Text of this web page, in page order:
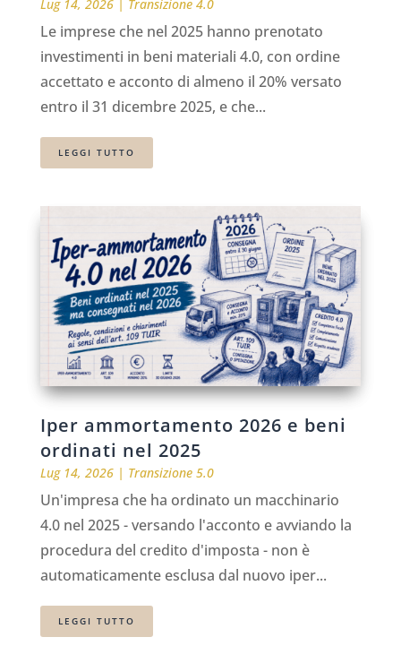
Lug 14, 2026| Transizione 4.0
Le imprese che nel 2025 hanno prenotato
investimenti in beni materiali 4.0, con ordine
accettato e acconto di almeno il 20% versato
entro il 31 dicembre 2025, e che...
LEGGI TUTTO
Iper ammortamento 2026 e beni
ordinati nel 2025
Lug 14, 2026| Transizione 5.0
Un'impresa che ha ordinato un macchinario
4.0 nel 2025 - versando l'acconto e avviando la
procedura del credito d'imposta - non è
automaticamente esclusa dal nuovo iper...
LEGGI TUTTO